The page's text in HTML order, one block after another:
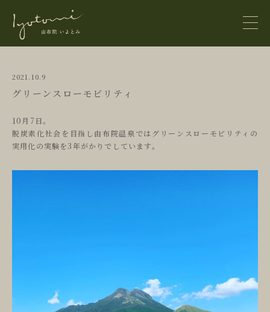
2021.10.9
グリーンスローモビリティ
10月7日。
脱炭素化社会を目指し由布院温泉ではグリーンスローモビリティの
実用化の実験を3年がかりでしています。
home
お知らせ
news
お風呂
reservation
フォトギャラリー